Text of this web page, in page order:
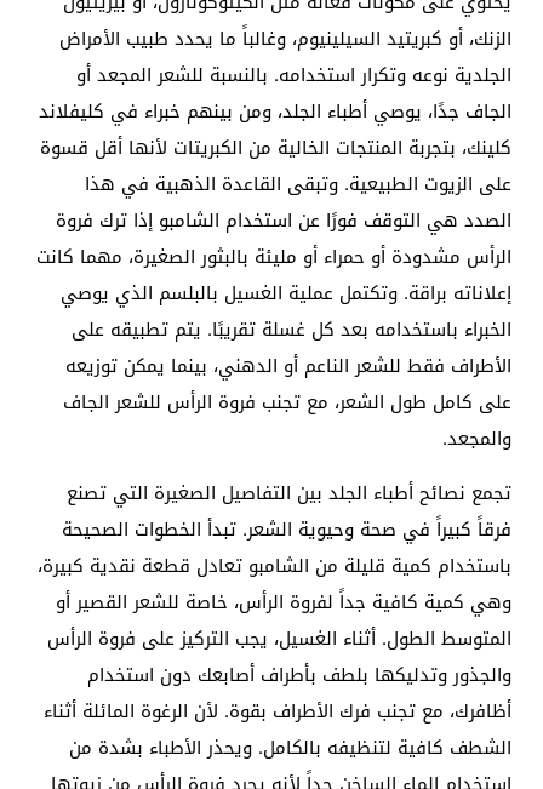
الزنك، أو كبريتيد السيلينيوم، وغالباً ما يحدد طبيب الأمراض
الجلدية نوعه وتكرار استخدامه. بالنسبة للشعر المجعد أو
الجاف جدًا، يوصي أطباء الجلد، ومن بينهم خبراء في كليفلاند
كلينك، بتجربة المنتجات الخالية من الكبريتات لأنها أقل قسوة
على الزيوت الطبيعية. وتبقى القاعدة الذهبية في هذا
الصدد هي التوقف فورًا عن استخدام الشامبو إذا ترك فروة
الرأس مشدودة أو حمراء أو مليئة بالبثور الصغيرة، مهما كانت
إعلاناته براقة. وتكتمل عملية الغسيل بالبلسم الذي يوصي
الخبراء باستخدامه بعد كل غسلة تقريبًا. يتم تطبيقه على
الأطراف فقط للشعر الناعم أو الدهني، بينما يمكن توزيعه
على كامل طول الشعر، مع تجنب فروة الرأس للشعر الجاف
والمجعد.
تجمع نصائح أطباء الجلد بين التفاصيل الصغيرة التي تصنع
فرقاً كبيراً في صحة وحيوية الشعر. تبدأ الخطوات الصحيحة
باستخدام كمية قليلة من الشامبو تعادل قطعة نقدية كبيرة،
وهي كمية كافية جداً لفروة الرأس، خاصة للشعر القصير أو
المتوسط ​​الطول. أثناء الغسيل، يجب التركيز على فروة الرأس
والجذور وتدليكها بلطف بأطراف أصابعك دون استخدام
أظافرك، مع تجنب فرك الأطراف بقوة. لأن الرغوة المائلة أثناء
الشطف كافية لتنظيفه بالكامل. ويحذر الأطباء بشدة من